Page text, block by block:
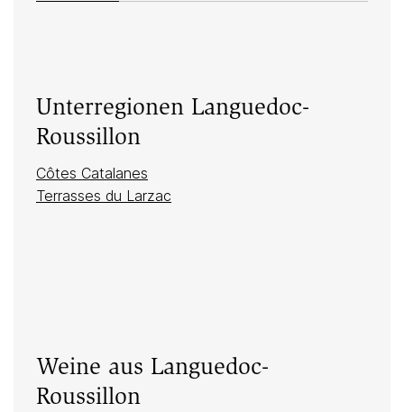
Unterregionen Languedoc-
Roussillon
Côtes Catalanes
Terrasses du Larzac
Weine aus Languedoc-
Roussillon